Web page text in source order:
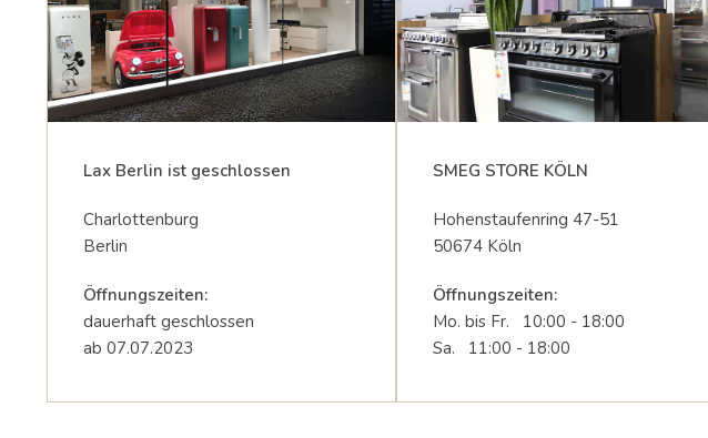
Lax Berlin ist geschlossen
Charlottenburg
Berlin
Öffnungszeiten:
dauerhaft geschlossen
ab 07.07.2023
SMEG STORE KÖLN
Hohenstaufenring 47-51
50674 Köln
Öffnungszeiten:
Mo. bis Fr. 10:00 - 18:00
Sa. 11:00 - 18:00